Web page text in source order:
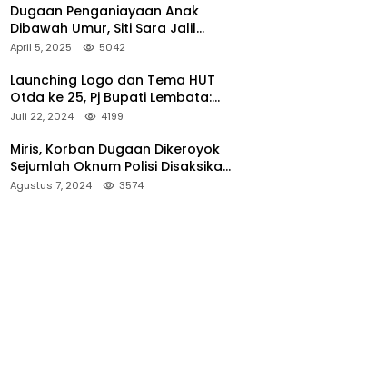
Dugaan Penganiayaan Anak
Dibawah Umur, Siti Sara Jalil
Seorang Warga Desa Normal 1
April 5, 2025 5042
Launching Logo dan Tema HUT
Otda ke 25, Pj Bupati Lembata:
Tema ini Bukan Sekedar Refleksi
Juli 22, 2024 4199
Miris, Korban Dugaan Dikeroyok
Sejumlah Oknum Polisi Disaksikan
Istri
Agustus 7, 2024 3574